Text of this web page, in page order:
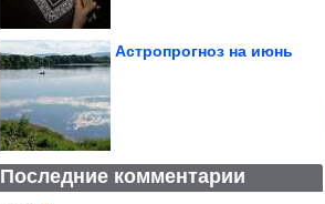
Астропрогноз на июнь
Последние комментарии